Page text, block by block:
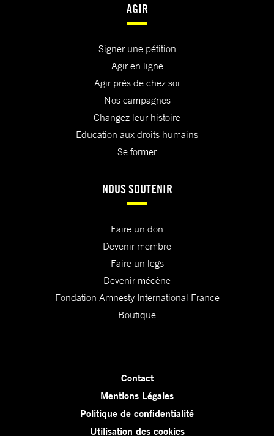
AGIR
Signer une pétition
Agir en ligne
Agir près de chez soi
Nos campagnes
Changez leur histoire
Education aux droits humains
Se former
NOUS SOUTENIR
Faire un don
Devenir membre
Faire un legs
Devenir mécène
Fondation Amnesty International France
Boutique
Contact
Mentions Légales
Politique de confidentialité
Utilisation des cookies